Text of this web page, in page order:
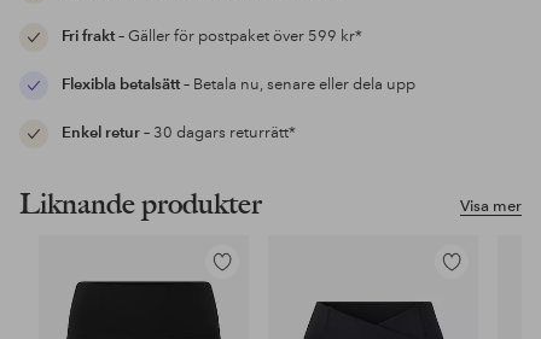
Fri frakt– Gäller för postpaket över 599 kr*
Flexibla betalsätt– Betala nu, senare eller dela upp
Enkel retur– 30 dagars returrätt*
Visa mer
Liknande produkter
Lägg
till
Lägg
i